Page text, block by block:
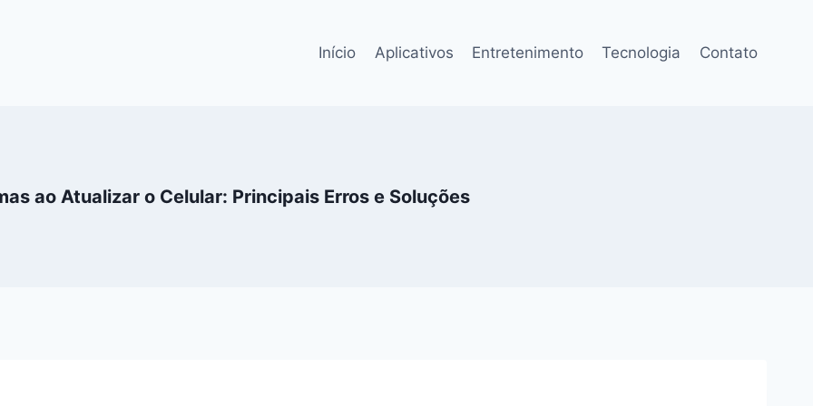
Início Aplicativos Entretenimento Tecnologia Contato
ao Atualizar o Celular: Principais Erros e Soluções